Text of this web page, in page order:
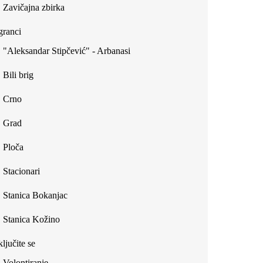
Zavičajna zbirka
"Aleksandar Stipčević" - Arbanasi
Bili brig
Crno
Grad
Ploča
Stacionari
Stanica Bokanjac
Stanica Kožino
se